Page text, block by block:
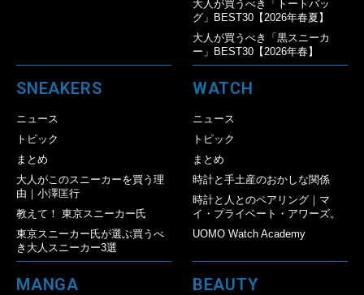
大人が買うべき「トートバッ
グ」BEST30【2026年春夏】
大人が買うべき「黒スニーカ
ー」BEST30【2026年春】
SNEAKERS
ニュース
トピック
まとめ
大人がこのスニーカーを買う理
由｜小澤匡行
教えて！ 東京スニーカー氏
東京スニーカー氏が選ぶ買うべ
き大人スニーカー3選
WATCH
ニュース
トピック
まとめ
時計と手土産のおかしな関係
時計と人とのペアリング｜マ
イ・プライベート・アワーズ。
UOMO Watch Academy
MANGA BEAUTY